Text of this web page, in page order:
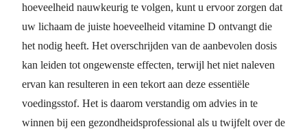
hoeveelheid nauwkeurig te volgen, kunt u ervoor zorgen dat
uw lichaam de juiste hoeveelheid vitamine D ontvangt die
het nodig heeft. Het overschrijden van de aanbevolen dosis
kan leiden tot ongewenste effecten, terwijl het niet naleven
ervan kan resulteren in een tekort aan deze essentiële
voedingsstof. Het is daarom verstandig om advies in te
winnen bij een gezondheidsprofessional als u twijfelt over de